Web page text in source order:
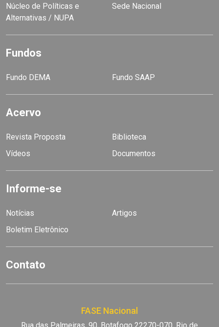
Núcleo de Políticas e
Alternativas / NUPA
Sede Nacional
Fundos
Fundo DEMA Fundo SAAP
Acervo
Revista Proposta
Biblioteca
Vídeos
Documentos
Informe-se
Notícias
Artigos
Boletim Eletrônico
Contato
FASE Nacional